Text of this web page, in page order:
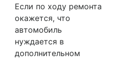
Если по ходу ремонта
окажется, что
автомобиль
нуждается в
дополнительном